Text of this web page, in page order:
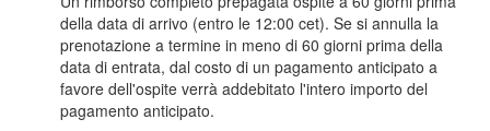
della data di arrivo (entro le 12:00 cet). Se si annulla la
prenotazione a termine in meno di 60 giorni prima della
data di entrata, dal costo di un pagamento anticipato a
favore dell'ospite verrà addebitato l'intero importo del
pagamento anticipato.